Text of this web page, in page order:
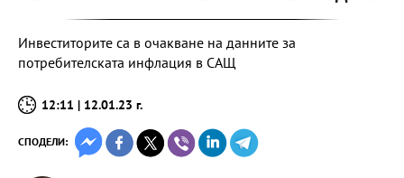
Инвеститорите са в очакване на данните за
потребителската инфлация в САЩ
12:11 | 12.01.23 г.
СПОДЕЛИ: